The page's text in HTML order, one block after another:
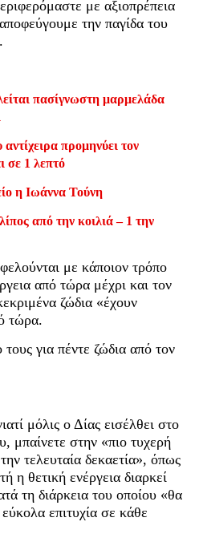
με αξιοπρέπεια
αποφεύγουμε την παγίδα του
πασίγνωστη μαρμελάδα
προμηνύει τον
σε 1 λεπτό
η Ιωάννα Τούνη
από την κοιλιά – 1 την
με κάποιον τρόπο
από τώρα μέχρι και τον
ζώδια «έχουν
τώρα.
για πέντε ζώδια από τον
μόλις ο Δίας εισέλθει στο
μπαίνετε στην «πιο τυχερή
τελευταία δεκαετία», όπως
θετική ενέργεια διαρκεί
τη διάρκεια του οποίου «θα
επιτυχία σε κάθε